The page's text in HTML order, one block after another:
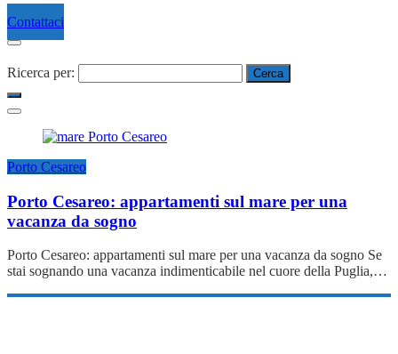
Contattaci
Ricerca per:
Porto Cesareo
Porto Cesareo: appartamenti sul mare per una
vacanza da sogno
Porto Cesareo: appartamenti sul mare per una vacanza da sogno Se
stai sognando una vacanza indimenticabile nel cuore della Puglia,…